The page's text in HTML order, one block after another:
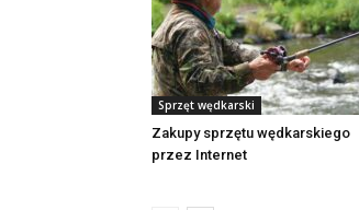
Sprzęt wędkarski
Zakupy sprzętu wędkarskiego
przez Internet